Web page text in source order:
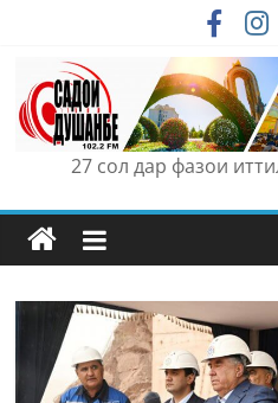
content
27 сол дар фазои